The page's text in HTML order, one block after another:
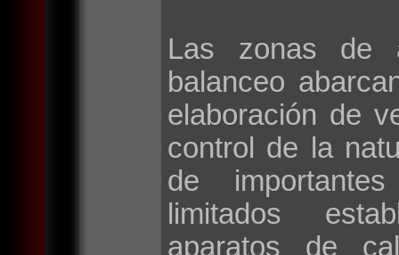
Las zonas de
balanceo
elaboración de
control de la
de
limitados
aparatos de